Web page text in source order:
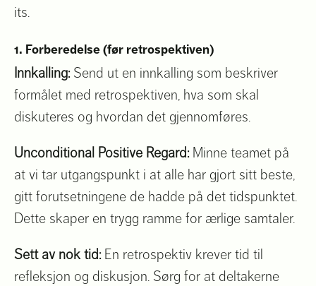
its.
1. Forberedelse (før retrospektiven)
Innkalling:Send ut en innkalling som beskriver
formålet med retrospektiven, hva som skal
diskuteres og hvordan det gjennomføres.
Unconditional Positive Regard:Minne teamet på
at vi tar utgangspunkt i at alle har gjort sitt beste,
gitt forutsetningene de hadde på det tidspunktet.
Dette skaper en trygg ramme for ærlige samtaler.
Sett av nok tid:En retrospektiv krever tid til
refleksjon og diskusjon. Sørg for at deltakerne